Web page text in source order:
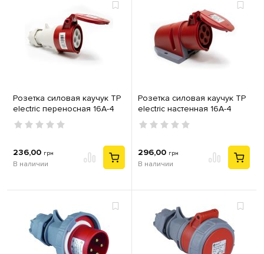
Розетка силовая каучук TP
electric переносная 16А-4
(3Р+РЕ) IP44 серый красный
236,00 грн
В наличии
Розетка силовая каучук TP
electric настенная 16А-4
(3Р+РЕ) IP44 серый красный
296,00 грн
В наличии